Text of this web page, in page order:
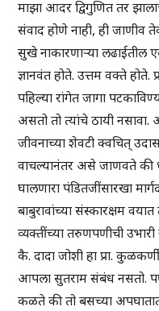
माझा आदर द्विगुणित तर
संवाद होणे नाही, ही जाणीव
सुखे नाकारणाऱ्या लढाईतील
ज्ञानवंत होते. उत्तम वक्ते होते.
पहिल्या रांगेत जागा
असतो तो त्यांचे ठायी नसावा.
जीवनाच्या शेवटी क्वचित् उदास
वाचल्यानंतर असे जाणवते की
घालणारा पंडितजींसारखा
बाबुरावांच्या संस्कारक्षम
व्यक्तींच्या तरुणपणीची
कै. दादा जोशी हा प्रा.
आपला सुतराम संबंध नसतो.
कळते की तो बसच्या